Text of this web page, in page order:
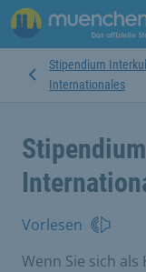
Stipendium
Internationales
Vorlesen
Wenn Sie sich